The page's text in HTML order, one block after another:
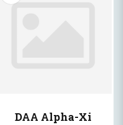
DAA Alpha-Xi